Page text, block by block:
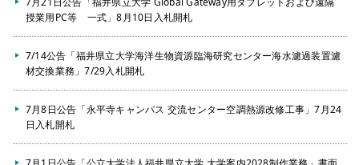
授業用PC等 一式」8月10日入札開札
7/14公告「福井県立大学海洋生物資源臨海研究センター海水濾過装置濾
材交換業務」7/29入札開札
7月8日公告「永平寺キャンパス 交流センター空調熱源改修工事」7月24
日入札開札